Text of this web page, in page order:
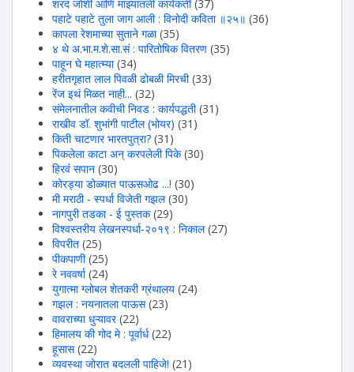
शरद जोशी आणि माझ्यातली कार्यकर्ती (37)
पहाटे पहाटे तुला जाग आली : विनोदी कविता ॥२५॥ (36)
कापला रेशमाच्या सुताने गळा (35)
४ थे अ.भा.म.शे.सा.सं : पारितोषिक वितरण (35)
पाहून घे महात्म्या (34)
हरीतगृहात लाल पिवळी ढोबळी मिरची (33)
रेंज इथं मिळत नाही... (32)
संमेलनातील कवीची निवड : कार्यपद्धती (31)
राखीव डॉ. शुभांगी पाटील (भोयर) (31)
किती चाटणार भारतपुत्रा? (31)
पिकलेला काटा अन् करपलेली पिके (30)
हिरवंं सपान (30)
कोरड्या डोळ्यात पाऊसओढ ...! (30)
मी मराठी - स्पर्धा विजेती गझल (30)
नागपुरी तडका - ई पुस्तक (29)
विश्वस्तरीय लेखनस्पर्धा-२०१९ : निकाल (27)
विपरीत (25)
पीकपाणी (25)
रे नववर्षा(24)
युगात्मा ग्लोबल शेतकरी ग्रंथालय (24)
गझल : नयनातला पाऊस (23)
वावराच्या धुऱ्यावर(22)
हिमालय की गोद मे : पूर्वार्ध (22)
हूसास (22)
व्यवस्था जोरात बदलली पाहिजे! (21)